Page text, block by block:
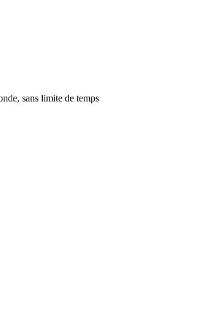
sans limite de temps